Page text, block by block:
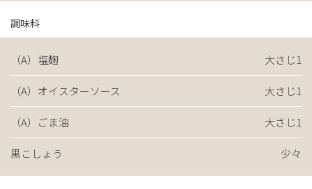
調味料
（A）塩麹 大さじ1
（A）オイスターソース 大さじ1
（A）ごま油 大さじ1
黒こしょう 少々